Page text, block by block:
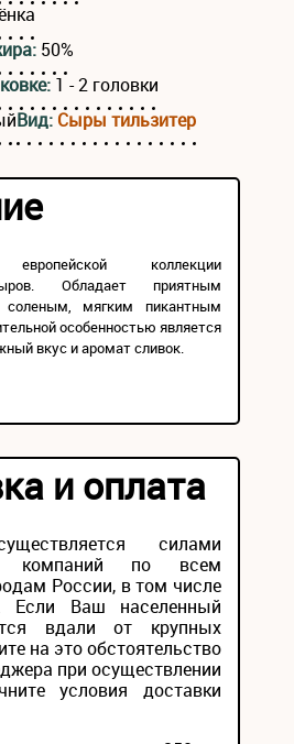
50%
1 - 2 головки
Вид: Сыры тильзитер
европейской коллекции
Обладает приятным
мягким пикантным
особенностью является
вкус и аромат сливок.
и оплата
силами
компаний по всем
России, в том числе
Если Ваш населенный
вдали от крупных
на это обстоятельство
при осуществлении
условия доставки